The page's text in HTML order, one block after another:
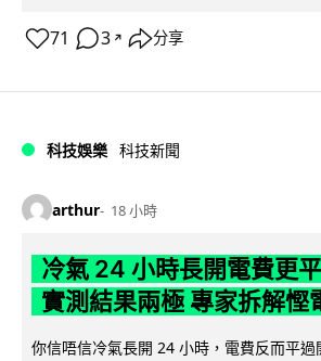
71 3 ↗ 分享
科技娛樂 科技新聞
arthur 18 小時
冷氣 24 小時長開電費更
實測結果兩極 專家拆解慳
你信唔信冷氣長開 24 小時，電費反而平